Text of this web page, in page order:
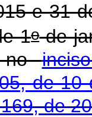
e 31
1ode
no
de
de